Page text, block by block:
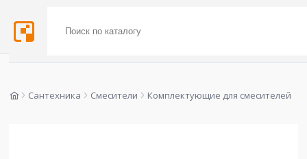
Сантехника Смесители Комплектующие для смесителей